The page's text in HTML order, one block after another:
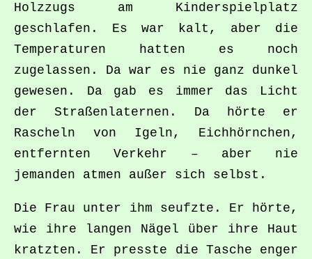
Holzzugs am Kinderspielplatz
geschlafen. Es war kalt, aber die
Temperaturen hatten es noch
zugelassen. Da war es nie ganz dunkel
gewesen. Da gab es immer das Licht
der Straßenlaternen. Da hörte er
Rascheln von Igeln, Eichhörnchen,
entfernten Verkehr – aber nie
jemanden atmen außer sich selbst.
Die Frau unter ihm seufzte. Er hörte,
wie ihre langen Nägel über ihre Haut
kratzten. Er presste die Tasche enger